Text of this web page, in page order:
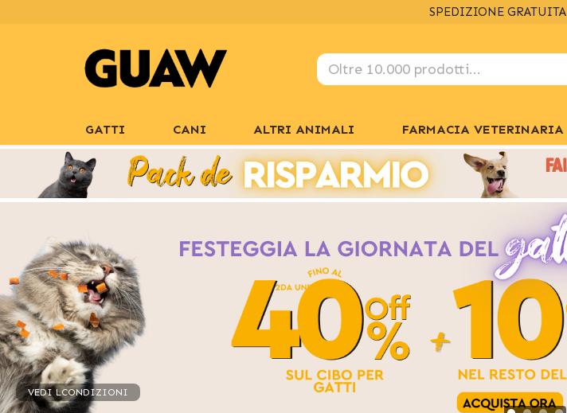
SPEDIZIONE GRATUITA
GATTI CANI ALTRI ANIMALI FARMACIA VETERINARIA
VEDI CONDIZIONI